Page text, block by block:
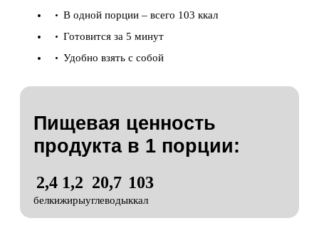
В одной порции – всего 103 ккал
Готовится за 5 минут
Удобно взять с собой
Пищевая ценность
продукта в 1 порции:
2,4
белки
1,2
жиры
20,7
углеводы
103
ккал